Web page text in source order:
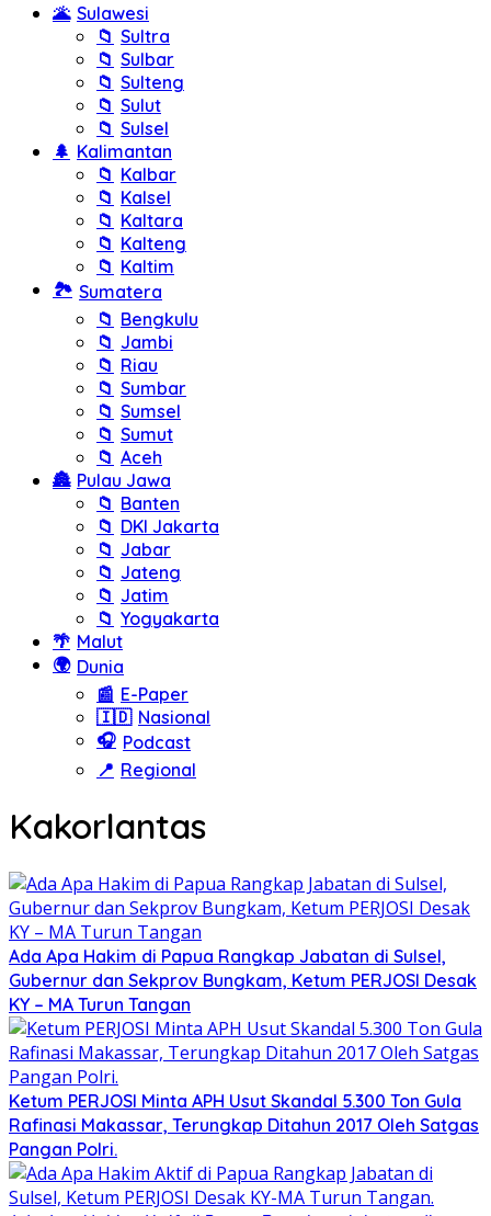
🌋 Sulawesi
📁 Sultra
📁 Sulbar
📁 Sulteng
📁 Sulut
📁 Sulsel
🌲 Kalimantan
📁 Kalbar
📁 Kalsel
📁 Kaltara
📁 Kalteng
📁 Kaltim
🏞️ Sumatera
📁 Bengkulu
📁 Jambi
📁 Riau
📁 Sumbar
📁 Sumsel
📁 Sumut
📁 Aceh
🏯 Pulau Jawa
📁 Banten
📁 DKI Jakarta
📁 Jabar
📁 Jateng
📁 Jatim
📁 Yogyakarta
🌴 Malut
🌍 Dunia
📰 E-Paper
🇮🇩 Nasional
🎧 Podcast
📍 Regional
Kakorlantas
Ada Apa Hakim di Papua Rangkap Jabatan di Sulsel,
Gubernur dan Sekprov Bungkam, Ketum PERJOSI Desak
KY – MA Turun Tangan
Ketum PERJOSI Minta APH Usut Skandal 5.300 Ton Gula
Rafinasi Makassar, Terungkap Ditahun 2017 Oleh Satgas
Pangan Polri.